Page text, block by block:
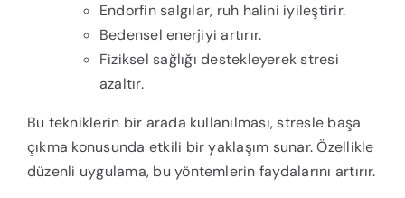
Endorfin salgılar, ruh halini iyileştirir.
Bedensel enerjiyi artırır.
Fiziksel sağlığı destekleyerek stresi
azaltır.
Bu tekniklerin bir arada kullanılması, stresle başa
çıkma konusunda etkili bir yaklaşım sunar. Özellikle
düzenli uygulama, bu yöntemlerin faydalarını artırır.